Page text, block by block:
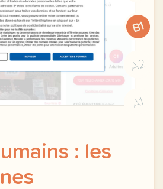
B1
A2
A1
: les